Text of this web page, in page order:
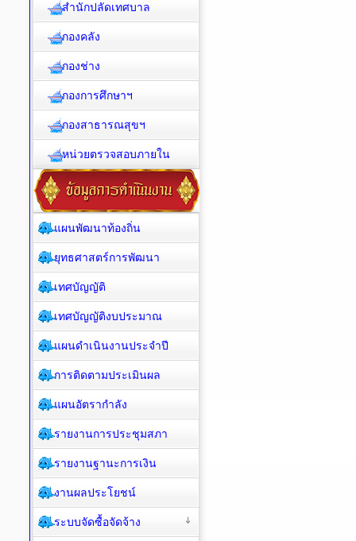
สำนักปลัดเทศบาล
กองคลัง
กองช่าง
กองการศึกษาฯ
กองสาธารณสุขฯ
หน่วยตรวจสอบภายใน
แผนพัฒนาท้องถิ่น
ยุทธศาสตร์การพัฒนา
เทศบัญญัติ
เทศบัญญัติงบประมาณ
แผนดำเนินงานประจำปี
การติดตามประเมินผล
แผนอัตรากำลัง
รายงานการประชุมสภา
รายงานฐานะการเงิน
งานผลประโยชน์
ระบบจัดซื้อจัดจ้าง